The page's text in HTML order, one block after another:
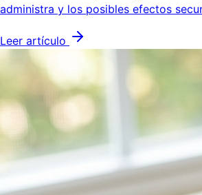
administra y los posibles efectos
Leer artículo